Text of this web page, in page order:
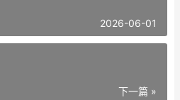
2026-06-01
下一篇 »